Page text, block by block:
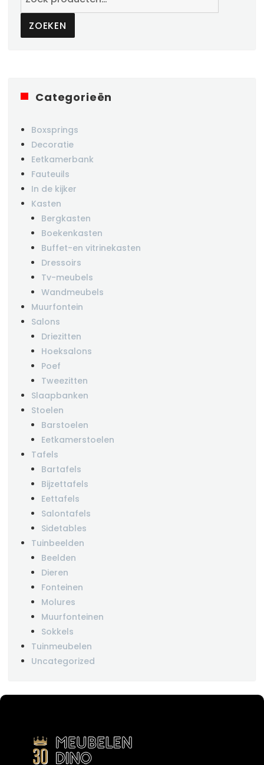
ZOEKEN
Categorieën
Boxsprings
Decoratie
Eetkamerbank
Fauteuils
In de kijker
Kasten
Bergkasten
Boekenkasten
Buffet-en vitrinekasten
Dressoirs
Tv-meubels
Wandmeubels
Muurfontein
Salons
Driezitten
Hoeksalons
Poef
Tweezitten
Slaapbanken
Stoelen
Barstoelen
Eetkamerstoelen
Tafels
Bartafels
Bijzettafels
Eettafels
Salontafels
Sidetables
Tuinbeelden
Beelden
Dieren
Fonteinen
Molures
Muurfonteinen
Sokkels
Tuinmeubelen
Uncategorized